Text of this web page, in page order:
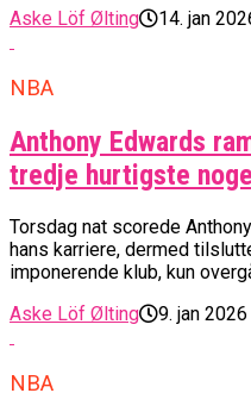
Aske Löf Ølting
14. jan
NBA
Anthony Edwards
tredje hurtigste
Torsdag nat scorede
hans karriere, dermed
imponerende klub, kun
Aske Löf Ølting
9. jan 2026
NBA